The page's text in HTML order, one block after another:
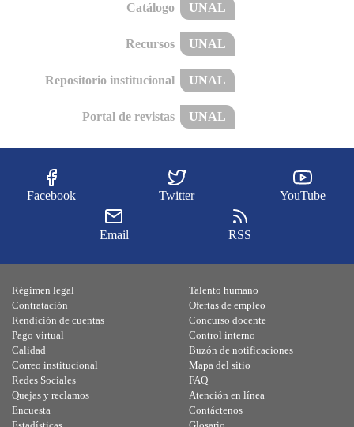
Catálogo UNAL
Recursos UNAL
Repositorio institucional UNAL
Portal de revistas UNAL
Facebook Twitter YouTube
Email RSS
Régimen legal
Contratación
Rendición de cuentas
Pago virtual
Calidad
Talento humano
Ofertas de empleo
Concurso docente
Control interno
Buzón de notificaciones
Correo institucional
Redes Sociales
Quejas y reclamos
Encuesta
Mapa del sitio
FAQ
Atención en línea
Contáctenos